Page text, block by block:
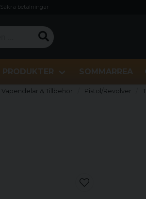
Säkra betalningar
PRODUKTER SOMMARREA
Vapendelar & Tillbehör Pistol/Revolver